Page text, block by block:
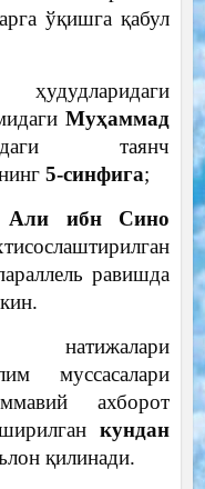
ўқишга қабул
Муҳаммад
таянч
5-синфига;
Али ибн Сино
равишда
натижалари
муссасалари
ахборот
кундан
қилинади.